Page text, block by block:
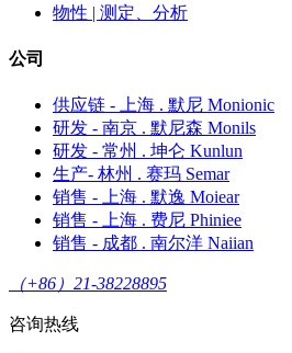
物性 | 测定、分析
公司
供应链 - 上海 . 默尼 Monionic
研发 - 南京 . 默尼森 Monils
研发 - 常州 . 坤仑 Kunlun
生产- 林州 . 赛玛 Semar
销售 - 上海 . 默逸 Moiear
销售 - 上海 . 费尼 Phiniee
销售 - 成都 . 南尔洋 Naiian
（+86）21-38228895
咨询热线